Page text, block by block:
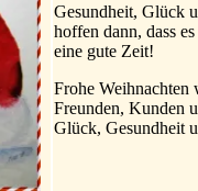
Gesundheit, Glück
hoffen dann, dass
eine gute Zeit!
Frohe Weihnachten
Freunden, Kunden
Glück, Gesundheit